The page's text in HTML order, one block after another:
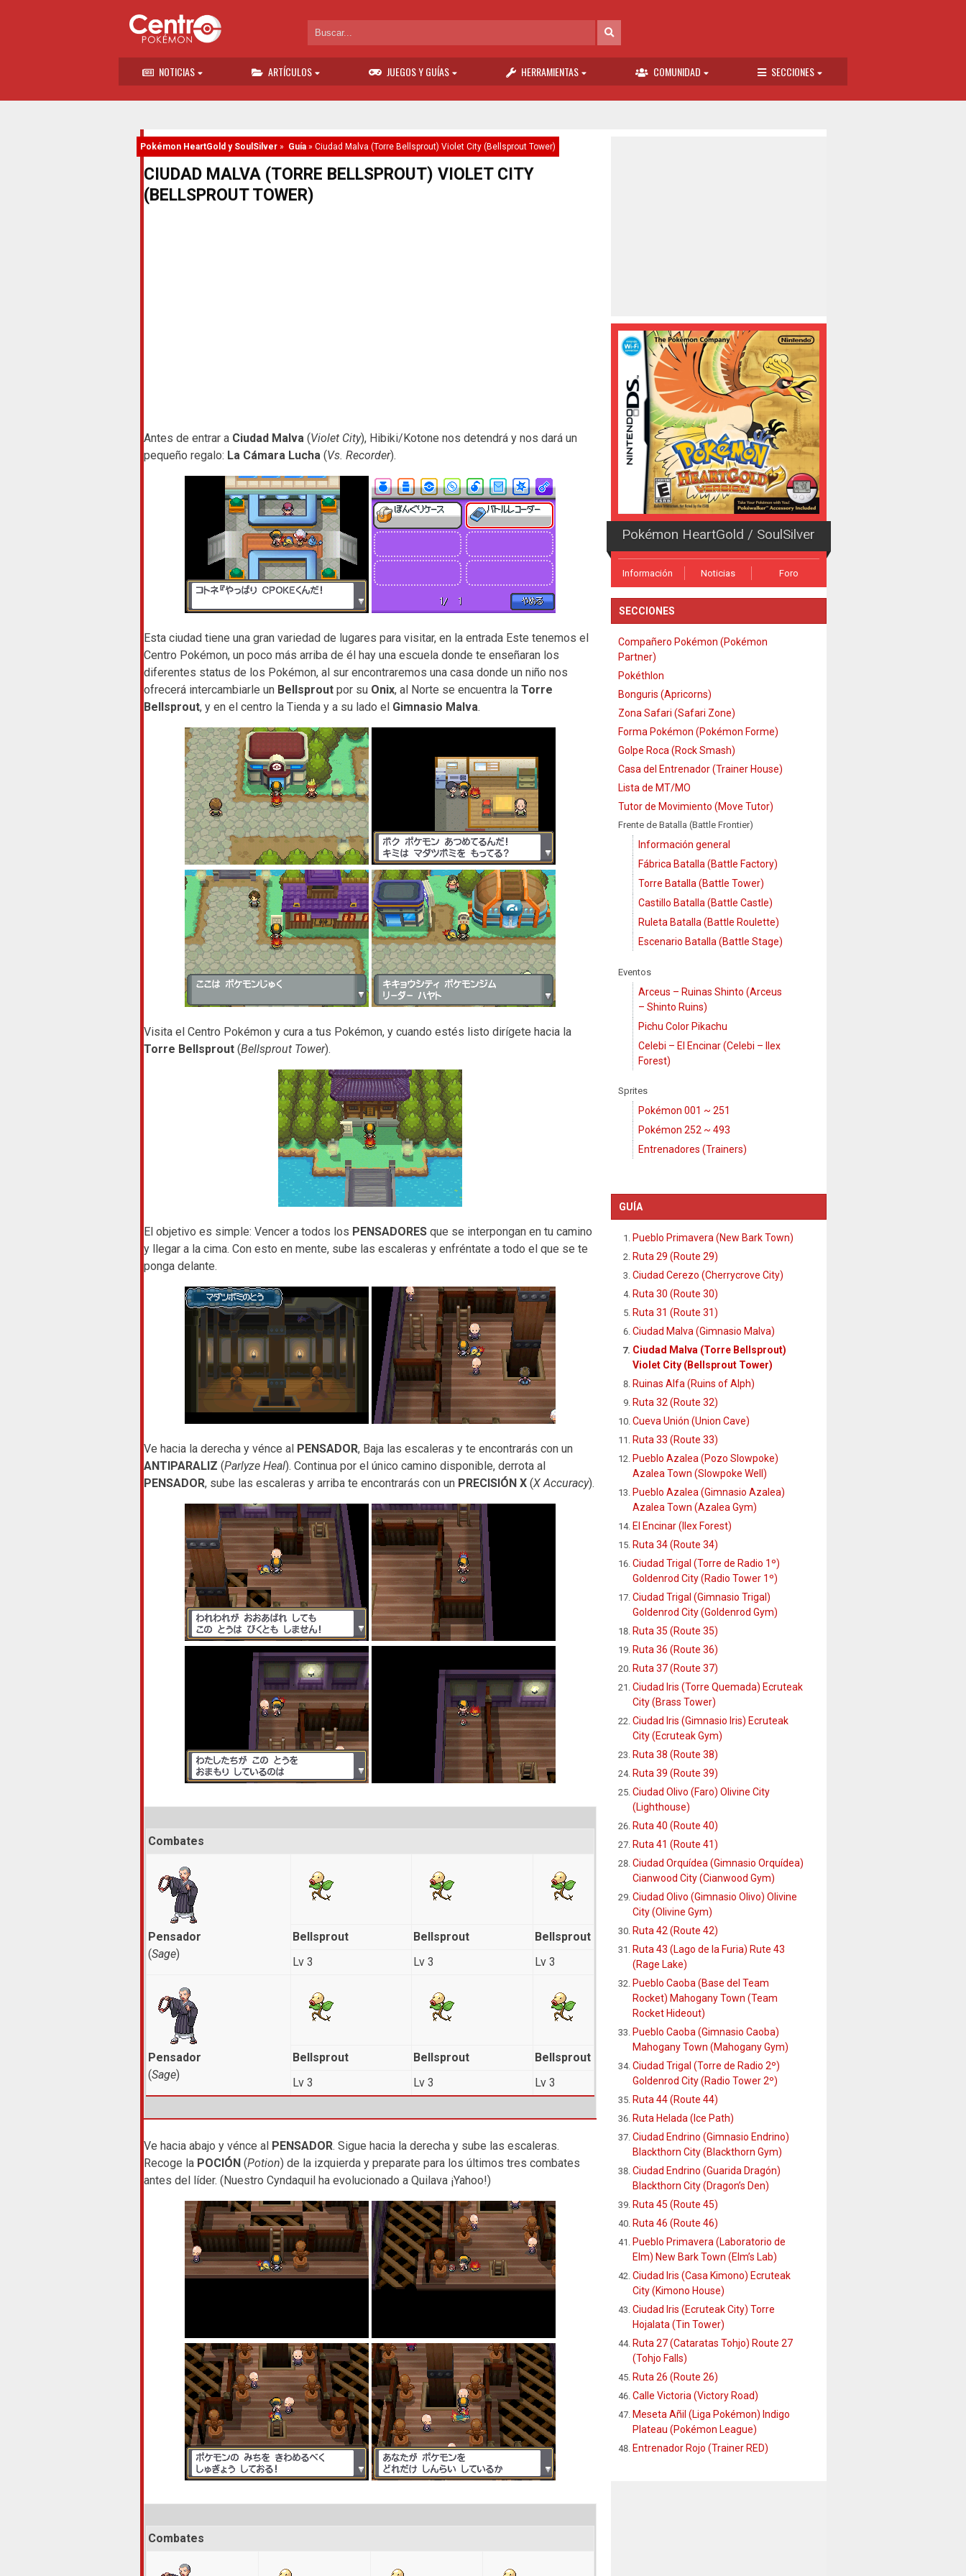
NOTICIAS ARTÍCULOS JUEGOS Y GUÍAS HERRAMIENTAS COMUNIDAD SECCIONES
Pokémon HeartGold y SoulSilver» Guía» Ciudad Malva (Torre Bellsprout) Violet City (Bellsprout Tower)
CIUDAD MALVA (TORRE BELLSPROUT) VIOLET CITY
(BELLSPROUT TOWER)
Antes de entrar a Ciudad Malva(Violet City), Hibiki/Kotone nos detendrá y nos dará un
pequeño regalo: La Cámara Lucha(Vs. Recorder).
Esta ciudad tiene una gran variedad de lugares para visitar, en la entrada Este tenemos el
Centro Pokémon, un poco más arriba de él hay una escuela donde te enseñaran los
diferentes status de los Pokémon, al sur encontraremos una casa donde un niño nos
ofrecerá intercambiarle un Bellsproutpor su Onix, al Norte se encuentra la Torre
Bellsprout, y en el centro la Tienda y a su lado el Gimnasio Malva.
Visita el Centro Pokémon y cura a tus Pokémon, y cuando estés listo dirígete hacia la
Torre Bellsprout(Bellsprout Tower).
El objetivo es simple: Vencer a todos los PENSADORESque se interpongan en tu camino
y llegar a la cima. Con esto en mente, sube las escaleras y enfréntate a todo el que se te
ponga delante.
Ve hacia la derecha y vénce al PENSADOR, Baja las escaleras y te encontrarás con un
ANTIPARALIZ (Parlyze Heal). Continua por el único camino disponible, derrota al
PENSADOR, sube las escaleras y arriba te encontrarás con un PRECISIÓN X(X Accuracy).
Combates
Pensador
(Sage)
Bellsprout Bellsprout
Bellsprout
Lv 3
Lv 3 Lv 3
Pensador
(Sage)
Bellsprout Bellsprout
Bellsprout
Lv 3
Lv 3 Lv 3
Ve hacia abajo y vénce al PENSADOR. Sigue hacia la derecha y sube las escaleras.
Recoge la POCIÓN(Potion) de la izquierda y preparate para los últimos tres combates
antes del líder. (Nuestro Cyndaquil ha evolucionado a Quilava ¡Yahoo!)
Combates
Pokémon HeartGold / SoulSilver
Información Noticias Foro
SECCIONES
Compañero Pokémon (Pokémon
Partner)
Pokéthlon
Bonguris (Apricorns)
Zona Safari (Safari Zone)
Forma Pokémon (Pokémon Forme)
Golpe Roca (Rock Smash)
Casa del Entrenador (Trainer House)
Lista de MT/MO
Tutor de Movimiento (Move Tutor)
Frente de Batalla (Battle Frontier)
Información general
Fábrica Batalla (Battle Factory)
Torre Batalla (Battle Tower)
Castillo Batalla (Battle Castle)
Ruleta Batalla (Battle Roulette)
Escenario Batalla (Battle Stage)
Eventos
Arceus – Ruinas Shinto (Arceus
– Shinto Ruins)
Pichu Color Pikachu
Celebi – El Encinar (Celebi – Ilex
Forest)
Sprites
Pokémon 001 ~ 251
Pokémon 252 ~ 493
Entrenadores (Trainers)
GUÍA
Pueblo Primavera (New Bark Town)
Ruta 29 (Route 29)
Ciudad Cerezo (Cherrycrove City)
Ruta 30 (Route 30)
Ruta 31 (Route 31)
Ciudad Malva (Gimnasio Malva)
Ciudad Malva (Torre Bellsprout)
Violet City (Bellsprout Tower)
Ruinas Alfa (Ruins of Alph)
Ruta 32 (Route 32)
Cueva Unión (Union Cave)
Ruta 33 (Route 33)
Pueblo Azalea (Pozo Slowpoke)
Azalea Town (Slowpoke Well)
Pueblo Azalea (Gimnasio Azalea)
Azalea Town (Azalea Gym)
El Encinar (Ilex Forest)
Ruta 34 (Route 34)
Ciudad Trigal (Torre de Radio 1º)
Goldenrod City (Radio Tower 1º)
Ciudad Trigal (Gimnasio Trigal)
Goldenrod City (Goldenrod Gym)
Ruta 35 (Route 35)
Ruta 36 (Route 36)
Ruta 37 (Route 37)
Ciudad Iris (Torre Quemada) Ecruteak
City (Brass Tower)
Ciudad Iris (Gimnasio Iris) Ecruteak
City (Ecruteak Gym)
Ruta 38 (Route 38)
Ruta 39 (Route 39)
Ciudad Olivo (Faro) Olivine City
(Lighthouse)
Ruta 40 (Route 40)
Ruta 41 (Route 41)
Ciudad Orquídea (Gimnasio Orquídea)
Cianwood City (Cianwood Gym)
Ciudad Olivo (Gimnasio Olivo) Olivine
City (Olivine Gym)
Ruta 42 (Route 42)
Ruta 43 (Lago de la Furia) Rute 43
(Rage Lake)
Pueblo Caoba (Base del Team
Rocket) Mahogany Town (Team
Rocket Hideout)
Pueblo Caoba (Gimnasio Caoba)
Mahogany Town (Mahogany Gym)
Ciudad Trigal (Torre de Radio 2º)
Goldenrod City (Radio Tower 2º)
Ruta 44 (Route 44)
Ruta Helada (Ice Path)
Ciudad Endrino (Gimnasio Endrino)
Blackthorn City (Blackthorn Gym)
Ciudad Endrino (Guarida Dragón)
Blackthorn City (Dragon’s Den)
Ruta 45 (Route 45)
Ruta 46 (Route 46)
Pueblo Primavera (Laboratorio de
Elm) New Bark Town (Elm’s Lab)
Ciudad Iris (Casa Kimono) Ecruteak
City (Kimono House)
Ciudad Iris (Ecruteak City) Torre
Hojalata (Tin Tower)
Ruta 27 (Cataratas Tohjo) Route 27
(Tohjo Falls)
Ruta 26 (Route 26)
Calle Victoria (Victory Road)
Meseta Añil (Liga Pokémon) Indigo
Plateau (Pokémon League)
Entrenador Rojo (Trainer RED)